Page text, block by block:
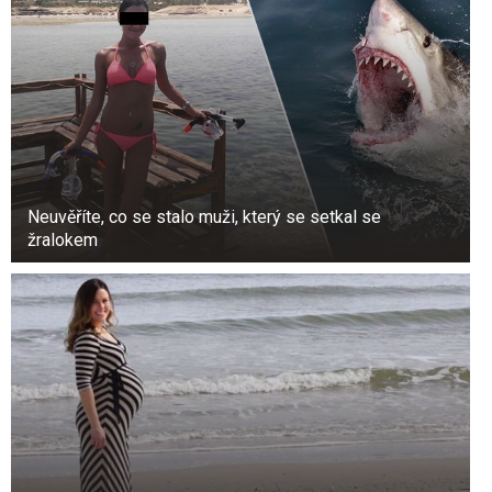
6. Chraňte svého mazlíčka před blechami.
Smíchejte stejné díly vody a jablečného octa a
po koupání nastříkejte směs na srst vašeho
mazlíčka. Kyselé prostředí odpuzuje parazity a je
pro vašeho mazlíčka bezpečné.
Neuvěříte, co se stalo muži, který se setkal se
žralokem